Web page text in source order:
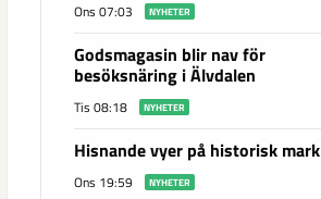
Ons 07:03 NYHETER
Godsmagasin blir nav för
besöksnäring i Älvdalen
Tis 08:18 NYHETER
Hisnande vyer på historisk mark
Ons 19:59 NYHETER